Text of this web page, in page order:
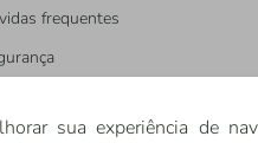
frequentes
sua experiência de